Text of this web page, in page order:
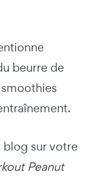
beurre de
blog sur votre
Peanut